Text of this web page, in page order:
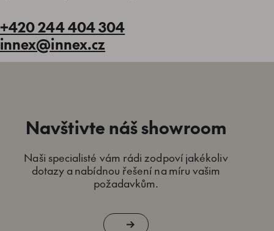
+420 244 404 304
innex@innex.cz
Navštivte náš showroom
Naši specialisté vám rádi zodpoví jakékoliv
dotazy a nabídnou řešení na míru vašim
požadavkům.